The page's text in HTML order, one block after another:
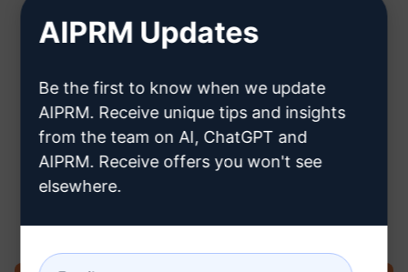
步骤 2：创建 Claude 账户
单击此处了解如何创建克劳德账户
AIPRM Updates
Be the first to know when we update
AIPRM. Receive unique tips and insights
from the team on AI, ChatGPT and
AIPRM. Receive offers you won't see
elsewhere.